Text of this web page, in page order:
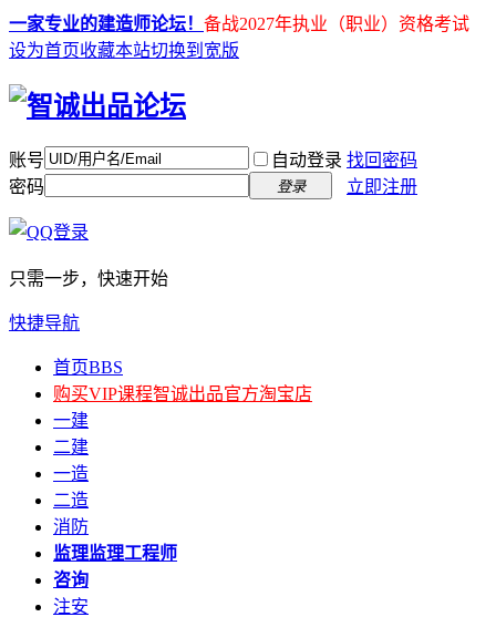
一家专业的建造师论坛！ 备战2027年执业（职业）资格考试
设为首页收藏本站切换到宽版
账号 自动登录 找回密码
密码
登录 立即注册
只需一步，快速开始
快捷导航
首页BBS
购买VIP课程智诚出品官方淘宝店
一建
二建
一造
二造
消防
监理监理工程师
咨询
注安